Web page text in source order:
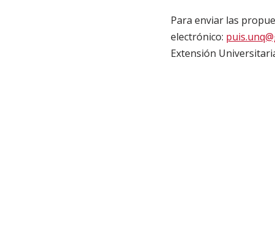
Para enviar las
electrónico:
Extensión